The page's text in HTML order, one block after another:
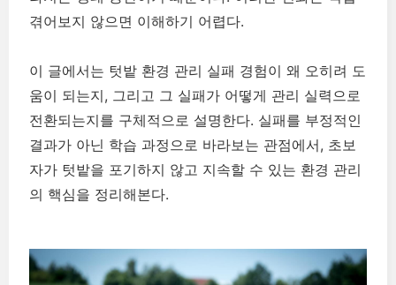
겪어보지 않으면 이해하기 어렵다.
이 글에서는 텃밭 환경 관리 실패 경험이 왜 오히려 도
움이 되는지, 그리고 그 실패가 어떻게 관리 실력으로
전환되는지를 구체적으로 설명한다. 실패를 부정적인
결과가 아닌 학습 과정으로 바라보는 관점에서, 초보
자가 텃밭을 포기하지 않고 지속할 수 있는 환경 관리
의 핵심을 정리해본다.